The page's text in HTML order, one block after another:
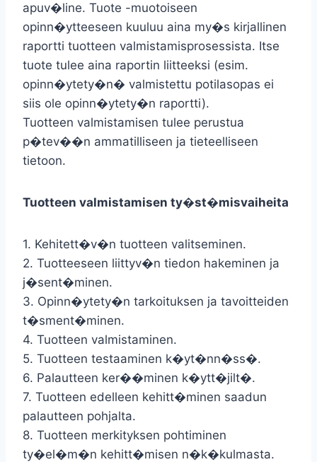
apuv�line. Tuote -muotoiseen
opinn�ytteeseen kuuluu aina my�s kirjallinen
raportti tuotteen valmistamisprosessista. Itse
tuote tulee aina raportin liitteeksi (esim.
opinn�ytety�n� valmistettu potilasopas ei
siis ole opinn�ytety�n raportti).
Tuotteen valmistamisen tulee perustua
p�tev��n ammatilliseen ja tieteelliseen
tietoon.
Tuotteen valmistamisen ty�st�misvaiheita
1. Kehitett�v�n tuotteen valitseminen.
2. Tuotteeseen liittyv�n tiedon hakeminen ja
j�sent�minen.
3. Opinn�ytety�n tarkoituksen ja tavoitteiden
t�sment�minen.
4. Tuotteen valmistaminen.
5. Tuotteen testaaminen k�yt�nn�ss�.
6. Palautteen ker��minen k�ytt�jilt�.
7. Tuotteen edelleen kehitt�minen saadun
palautteen pohjalta.
8. Tuotteen merkityksen pohtiminen
ty�el�m�n kehitt�misen n�k�kulmasta.